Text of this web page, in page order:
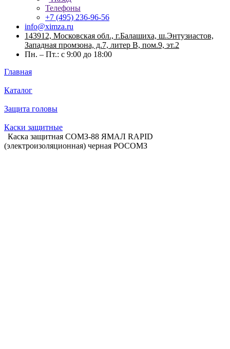
Телефоны
+7 (495) 236-96-56
info@ximza.ru
143912, Московская обл., г.Балашиха, ш.Энтузиастов,
Западная промзона, д.7, литер В, пом.9, эт.2
Пн. – Пт.: с 9:00 до 18:00
Главная
Каталог
Защита головы
Каски защитные
Каска защитная СОМЗ-88 ЯМАЛ RAPID
(электроизоляционная) черная РОСОМЗ